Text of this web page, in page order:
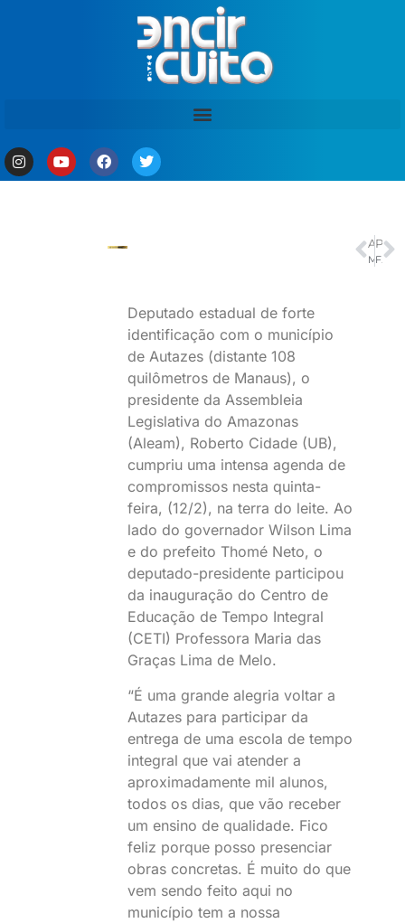
Deputado estadual de forte
identificação com o município
de Autazes (distante 108
quilômetros de Manaus), o
presidente da Assembleia
Legislativa do Amazonas
(Aleam), Roberto Cidade (UB),
cumpriu uma intensa agenda de
compromissos nesta quinta-
feira, (12/2), na terra do leite. Ao
lado do governador Wilson Lima
e do prefeito Thomé Neto, o
deputado-presidente participou
da inauguração do Centro de
Educação de Tempo Integral
(CETI) Professora Maria das
Graças Lima de Melo.
“É uma grande alegria voltar a
Autazes para participar da
entrega de uma escola de tempo
integral que vai atender a
aproximadamente mil alunos,
todos os dias, que vão receber
um ensino de qualidade. Fico
feliz porque posso presenciar
obras concretas. É muito do que
vem sendo feito aqui no
município tem a nossa
ANTERIOR
Mega-Sena acumula e prêmio vai a R$ 62 milhões
PRÓXIMO
FVS-RCP alerta sobre a proibição da comercialização de fórmula infantil com risco de contaminação por toxina.